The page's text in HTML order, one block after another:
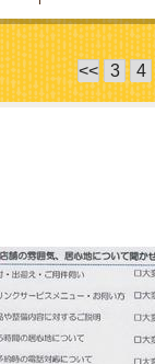
<< 3 4